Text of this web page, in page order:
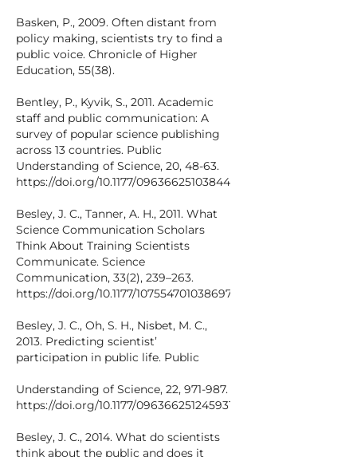
Basken, P., 2009. Often distant from
policy making, scientists try to find a
public voice. Chronicle of Higher
Education, 55(38).
Bentley, P., Kyvik, S., 2011. Academic
staff and public communication: A
survey of popular science publishing
across 13 countries. Public
Understanding of Science, 20, 48-63.
https://doi.org/10.1177/0963662510384461
Besley, J. C., Tanner, A. H., 2011. What
Science Communication Scholars
Think About Training Scientists
Communicate. Science
Communication, 33(2), 239–263.
https://doi.org/10.1177/1075547010386972
Besley, J. C., Oh, S. H., Nisbet, M. C.,
2013. Predicting scientist’
participation in public life. Public
Understanding of Science, 22, 971-987.
https://doi.org/10.1177/0963662512459315
Besley, J. C., 2014. What do scientists
think about the public and does it